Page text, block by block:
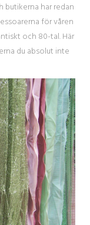
butikerna har redan
för våren
och 80-tal. Här
du absolut inte